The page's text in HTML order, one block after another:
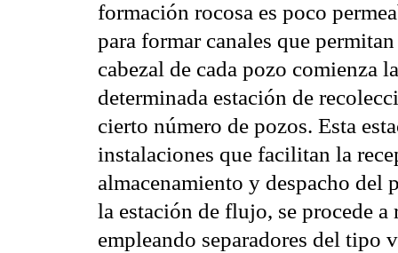
formación rocosa es poco
para formar canales que
cabezal de cada pozo comienza
determinada estación de
cierto número de pozos. Esta
instalaciones que facilitan la
almacenamiento y despacho del
la estación de flujo, se procede
empleando separadores del